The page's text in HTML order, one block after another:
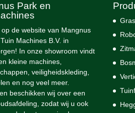
Park en
op de website van Mangnus
Machines B.V. in
In onze showroom vindt
kleine machines,
veiligheidskleding,
en nog veel meer.
beschikken wij over een
zodat wij u ook